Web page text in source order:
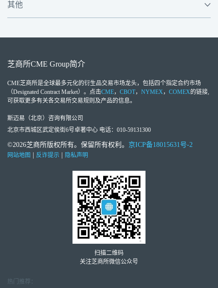
其他
芝商所CME Group简介
CME芝商所是全球最多元化的衍生品交易市场龙头，包括四个指定合约市场
（Designated Contract Market）。点击CME， CBOT， NYMEX， COMEX的链接,
可获取更多有关各交易所交易规则及产品的信息。
斯迈易（北京）咨询有限公司
北京市西城区武定侯街6号卓著中心 电话：010-59131300
©2026芝商所版权所有。保留所有权利。 京ICP备18015631号-2
网站地图 反诈提示 隐私声明
扫描二维码
关注芝商所微信公众号
热门推荐：